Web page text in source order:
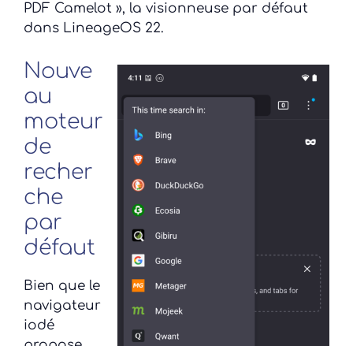
PDF Camelot », la visionneuse par défaut
dans LineageOS 22.
Nouve
au
moteur
de
recher
che
par
défaut
Bien que le
navigateur
iodé